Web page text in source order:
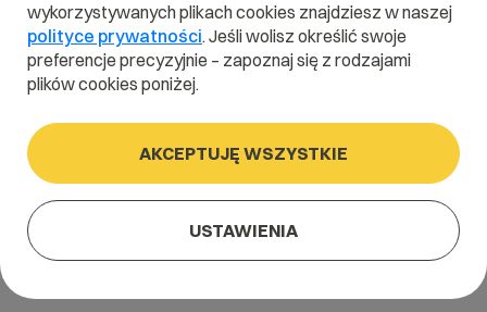
.money
Szukaj
wykorzystywanych plikach cookies znajdziesz w naszej
polityce prywatności. Jeśli wolisz określić swoje
preferencje precyzyjnie – zapoznaj się z rodzajami
plików cookies poniżej.
AKCEPTUJĘ WSZYSTKIE
USTAWIENIA